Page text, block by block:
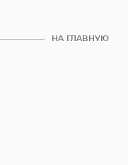
НА ГЛАВНУЮ